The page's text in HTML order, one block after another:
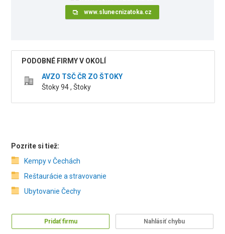
www.slunecnizatoka.cz
PODOBNÉ FIRMY V OKOLÍ
AVZO TSČ ČR ZO ŠTOKY
Štoky 94 , Štoky
Pozrite si tiež:
Kempy v Čechách
Reštaurácie a stravovanie
Ubytovanie Čechy
Pridať firmu Nahlásiť chybu